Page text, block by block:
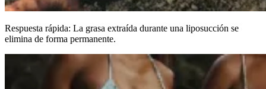
Respuesta rápida: La grasa extraída durante una liposucción se
elimina de forma permanente.